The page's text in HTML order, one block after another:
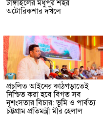
টাঙ্গাইলের মধুপুর শহর
অটোরিকশার দখলে
প্রচলিত আইনের কাঠগড়াতেই
নিশ্চিত করা হবে বিগত সব
নৃশংসতার বিচার: ভূমি ও পার্বত্য
চট্টগ্রাম প্রতিমন্ত্রী মীর হেলাল